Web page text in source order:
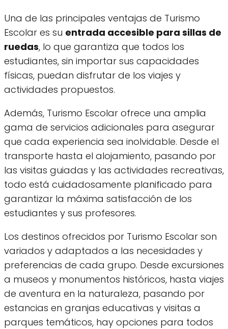
Una de las principales ventajas de Turismo
Escolar es su entrada accesible para sillas de
ruedas, lo que garantiza que todos los
estudiantes, sin importar sus capacidades
físicas, puedan disfrutar de los viajes y
actividades propuestos.
Además, Turismo Escolar ofrece una amplia
gama de servicios adicionales para asegurar
que cada experiencia sea inolvidable. Desde el
transporte hasta el alojamiento, pasando por
las visitas guiadas y las actividades recreativas,
todo está cuidadosamente planificado para
garantizar la máxima satisfacción de los
estudiantes y sus profesores.
Los destinos ofrecidos por Turismo Escolar son
variados y adaptados a las necesidades y
preferencias de cada grupo. Desde excursiones
a museos y monumentos históricos, hasta viajes
de aventura en la naturaleza, pasando por
estancias en granjas educativas y visitas a
parques temáticos, hay opciones para todos